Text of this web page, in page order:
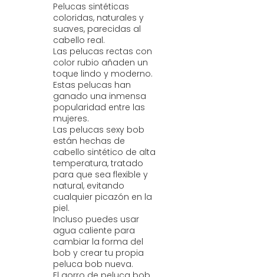
Pelucas sintéticas
coloridas, naturales y
suaves, parecidas al
cabello real.
Las pelucas rectas con
color rubio añaden un
toque lindo y moderno.
Estas pelucas han
ganado una inmensa
popularidad entre las
mujeres.
Las pelucas sexy bob
están hechas de
cabello sintético de alta
temperatura, tratado
para que sea flexible y
natural, evitando
cualquier picazón en la
piel.
Incluso puedes usar
agua caliente para
cambiar la forma del
bob y crear tu propia
peluca bob nueva.